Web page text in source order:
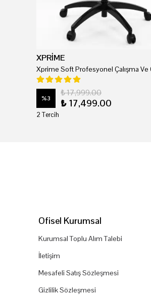
XPRİME
%3
₺ 17,999.00
₺ 17,499.00
2 Tercih
Ofisel Kurumsal
Kurumsal Toplu Alım Talebi
İletişim
Mesafeli Satış Sözleşmesi
Gizlilik Sözleşmesi